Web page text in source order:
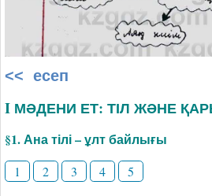
<< есеп
I МӘДЕНИ ЕТ: ТІЛ ЖӘНЕ
§1. Ана тілі – ұлт байлығы
1 2 3 4 5